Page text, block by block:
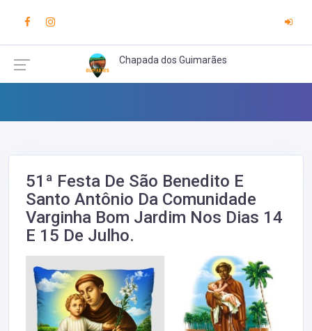
Chapada dos Guimarães
51ª Festa De São Benedito E
Santo Antônio Da Comunidade
Varginha Bom Jardim Nos Dias 14
E 15 De Julho.